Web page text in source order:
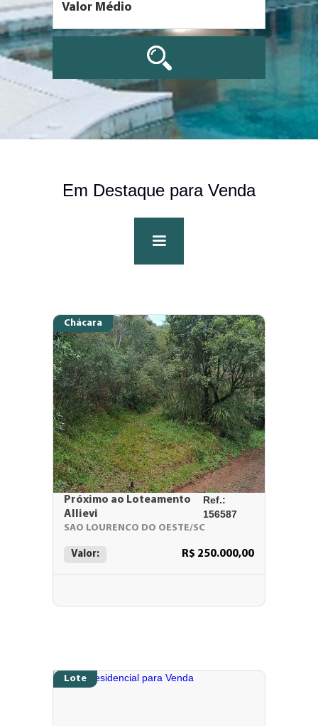
Em Destaque para Venda
Chácara
Próximo ao Loteamento
Allievi
Ref.:
156587
SAO LOURENCO DO OESTE/SC
Valor: R$ 250.000,00
Lote